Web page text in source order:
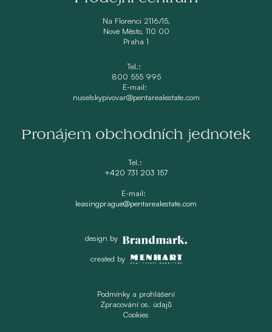
Na Florenci 2116/15,
Nové Město, 110 00
Praha 1
Tel.:
800 555 995
E-mail:
nuselskypivovar@pentarealestate.com
Pronájem obchodních jednotek
Tel.:
+420 731 203 157
E-mail:
leasingprague@pentarealestate.com
design by
created by
Podmínky a prohlášení
Zpracování os. údajů
Cookies